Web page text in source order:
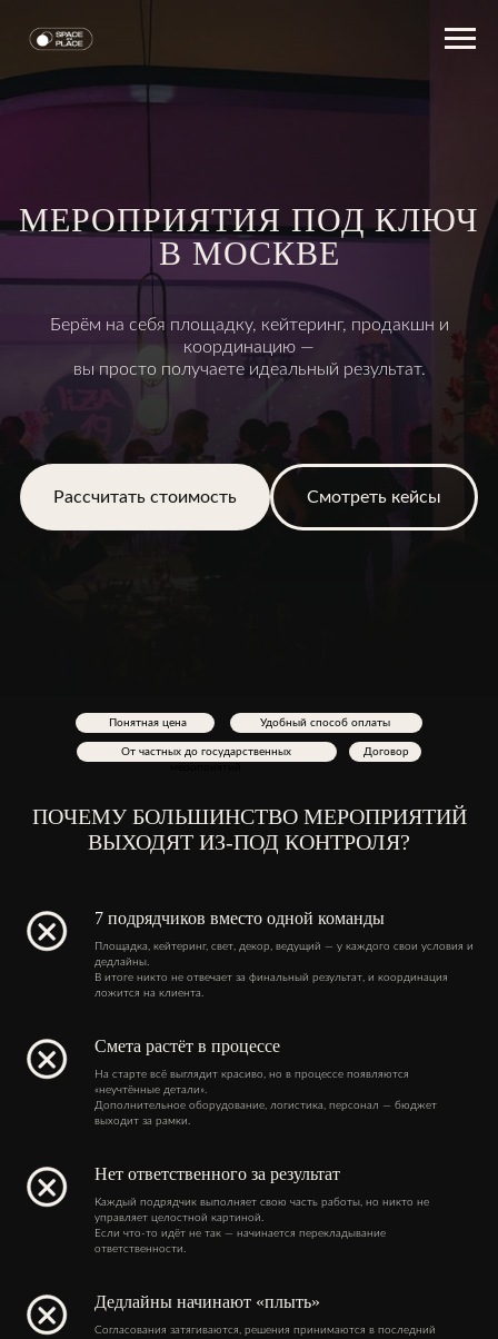
МЕРОПРИЯТИЯ ПОД КЛЮЧ
В МОСКВЕ
Берём на себя площадку, кейтеринг, продакшн и
координацию —
вы просто получаете идеальный результат.
Рассчитать стоимость Смотреть кейсы
Понятная цена
От частных до государственных
Договор
Удобный способ оплаты
ПОЧЕМУ БОЛЬШИНСТВО МЕРОПРИЯТИЙ
ВЫХОДЯТ ИЗ-ПОД КОНТРОЛЯ?
7 подрядчиков вместо одной команды
Площадка, кейтеринг, свет, декор, ведущий — у каждого свои условия и
дедлайны.
В итоге никто не отвечает за финальный результат, и координация
ложится на клиента.
Смета растёт в процессе
На старте всё выглядит красиво, но в процессе появляются
«неучтённые детали».
Дополнительное оборудование, логистика, персонал — бюджет
выходит за рамки.
Нет ответственного за результат
Каждый подрядчик выполняет свою часть работы, но никто не
управляет целостной картиной.
Если что-то идёт не так — начинается перекладывание
ответственности.
Дедлайны начинают «плыть»
Согласования затягиваются, решения принимаются в последний